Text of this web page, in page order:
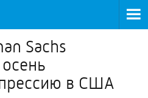
Sachs
в США